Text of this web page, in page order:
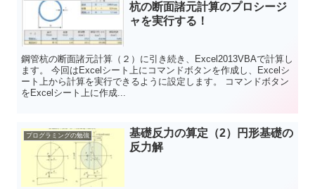
杭の断面諸元計算のプロシージ
ャを実行する！
鋼管杭の断面諸元計算（２）に引き続き、Excel2013VBAで計算し
ます。 今回はExcelシート上にコマンドボタンを作成し、Excelシ
ート上から計算を実行できるように設定します。 コマンドボタン
をExcelシート上に作成...
プログラミングの勉強
基礎反力の算定（2）円形基礎の
反力解